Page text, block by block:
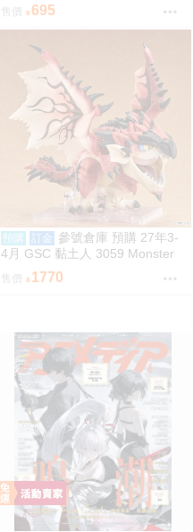
售價 695
預購 訂金 參號倉庫 預購 27年3-
4月 GSC 黏土人 3059 Monster
Hunter 魔物獵人 火龍 雄火龍 9/7
售價 1770